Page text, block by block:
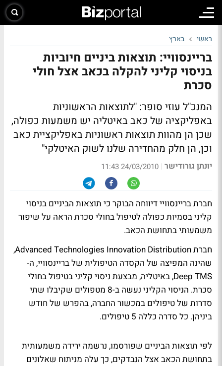
ראשי בארץ
בריינסוויי: תוצאות ביניים חיוביות
בניסוי קליני להקלה בכאב אצל חולי
סכרת
המנכ"ל עוזי סופר: "לתוצאות הראשוניות
באפליקציה של כאב באיטליה יש משמעות כפולה,
שכן הן מהוות תוצאות ראשוניות באפליקציית כאב
וכן, הן חלק מהחדירה שלנו לשוק האיטלקי"
יונתן גורודישר |
24/03/2010 11:43
חברת בריינסוויי דיווחה הבוקר כי תוצאות הביניים בניסוי
קליני בסמיות כפולה לטיפול בחולי סכרת הראה על שיפור
משמעותי בתחושת הכאב.
חברת Advanced Technologies Innovation Distribution,
שהינה המפיצה של הקסדה הטיפולית של בריינסוויי, ה-
Deep TMS, באיטליה, מבצעת ניסוי קליני בטיפול בחולי
סכרת. הניסוי הקליני נעשה ב-8 מטפולים שקיבלו שתי
סדרות של טיפולים במכשור החברה, בהפרש של חודש
ביניהן. כל סדרה כללה 5 טיפולים.
לפי תוצאות הביניים שפורסמו, נרשמה ירידה משמעותית
בתחושת הכאב אצל הנבדקים, כך עלה מניתוח שאלונים